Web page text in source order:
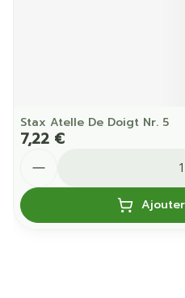
Stax Atelle De Doigt Nr. 5
7,22 €